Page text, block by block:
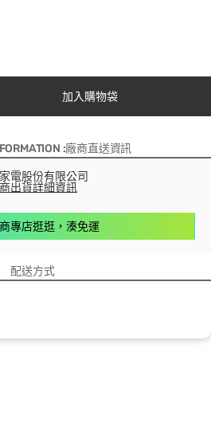
加入購物袋
:廠商直送資訊
電股份有限公司
出貨詳細資訊
專店逛逛，湊免運
配送方式